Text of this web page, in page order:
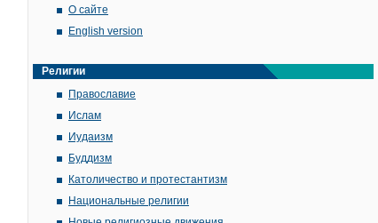
О сайте
English version
Религии
Православие
Ислам
Иудаизм
Буддизм
Католичество и протестантизм
Национальные религии